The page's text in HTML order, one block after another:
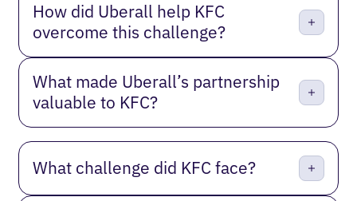
How did Uberall help KFC
overcome this challenge?
What made Uberall’s partnership
valuable to KFC?
What challenge did KFC face?